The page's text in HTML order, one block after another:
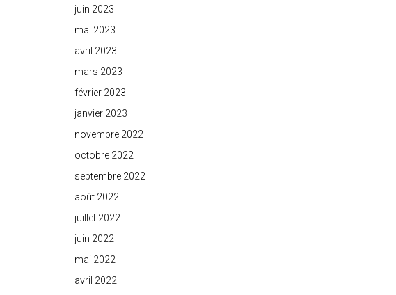
juin 2023
mai 2023
avril 2023
mars 2023
février 2023
janvier 2023
novembre 2022
octobre 2022
septembre 2022
août 2022
juillet 2022
juin 2022
mai 2022
avril 2022